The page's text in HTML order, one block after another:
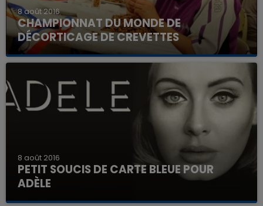
8 août 2016
CHAMPIONNAT DU MONDE DE
DÉCORTICAGE DE CREVETTES
8 août 2016
PETIT SOUCIS DE CARTE BLEUE POUR
ADÈLE